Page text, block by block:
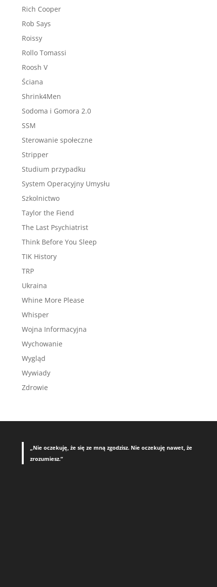
Rich Cooper
Rob Says
Roissy
Rollo Tomassi
Roosh V
Ściana
Shrink4Men
Sodoma i Gomora 2.0
SSM
Sterowanie społeczne
Stripper
Studium przypadku
System Operacyjny Umysłu
Szkolnictwo
Taylor the Fiend
The Last Psychiatrist
Think Before You Sleep
TIK History
TRP
Ukraina
Whine More Please
Whisper
Wojna Informacyjna
Wychowanie
Wygląd
Wywiady
Zdrowie
„Nie oczekuję, że się ze mną zgodzisz. Nie oczekuję nawet, że
zrozumiesz.”